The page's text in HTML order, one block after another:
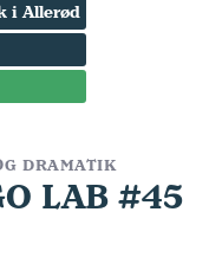
i Allerød
DRAMATIK
LAB #45